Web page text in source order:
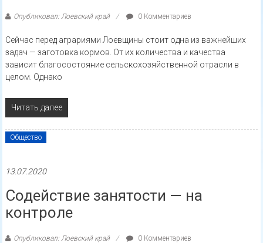
Опубликовал: Лоевский край 0 Комментариев
Сейчас перед аграриями Лоевщины стоит одна из важнейших
задач — заготовка кормов. От их количества и качества
зависит благосостояние сельскохозяйственной отрасли в
целом. Однако
Читать далее
Общество
13.07.2020
Содействие занятости — на
контроле
Опубликовал: Лоевский край 0 Комментариев